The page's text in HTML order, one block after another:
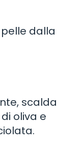
dalla
scalda
oliva e